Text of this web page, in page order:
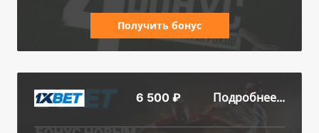
Получить бонус
6 500 ₽ Подробнее...